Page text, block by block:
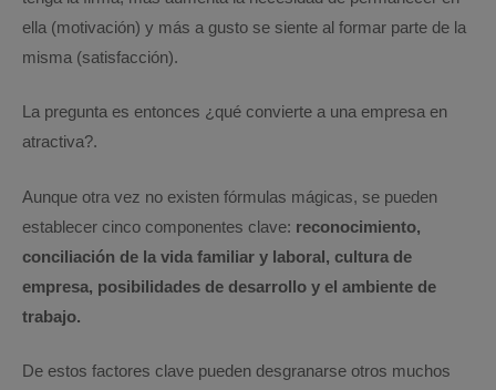
ella (motivación) y más a gusto se siente al formar parte de la
misma (satisfacción).
La pregunta es entonces ¿qué convierte a una empresa en
atractiva?.
Aunque otra vez no existen fórmulas mágicas, se pueden
establecer cinco componentes clave: reconocimiento,
conciliación de la vida familiar y laboral, cultura de
empresa, posibilidades de desarrollo y el ambiente de
trabajo.
De estos factores clave pueden desgranarse otros muchos